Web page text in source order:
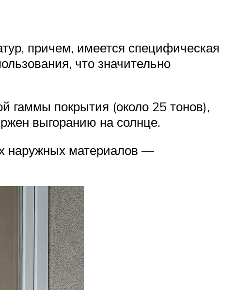
причем, имеется специфическая
что значительно
гаммы покрытия (около 25 тонов),
выгоранию на солнце.
наружных материалов —